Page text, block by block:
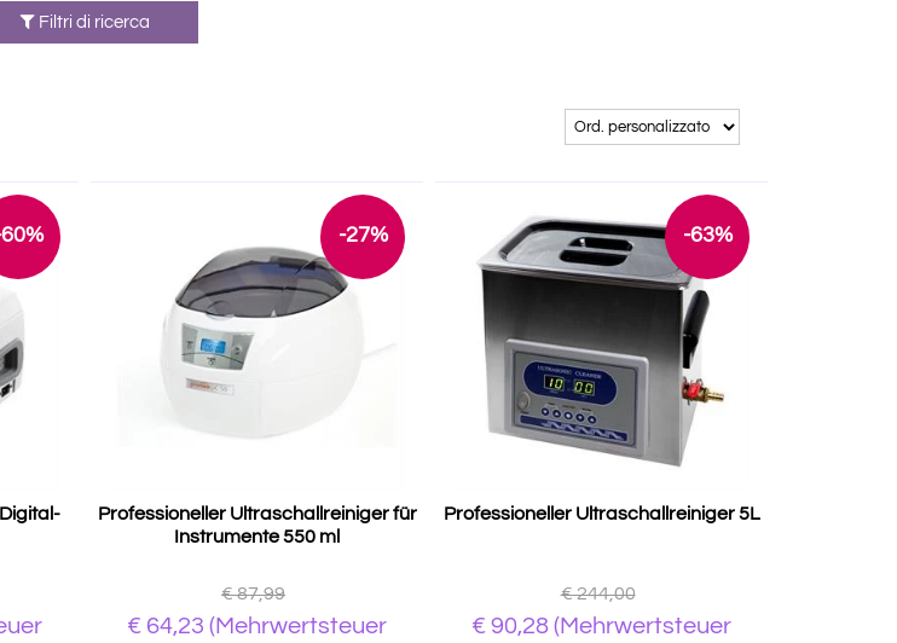
Filtri di ricerca
-27%
Professioneller Ultraschallreiniger für
Instrumente 550 ml
€ 87,99
€ 64,23 (Mehrwertsteuer
-63%
Professioneller Ultraschallreiniger 5L
€ 244,00
€ 90,28 (Mehrwertsteuer